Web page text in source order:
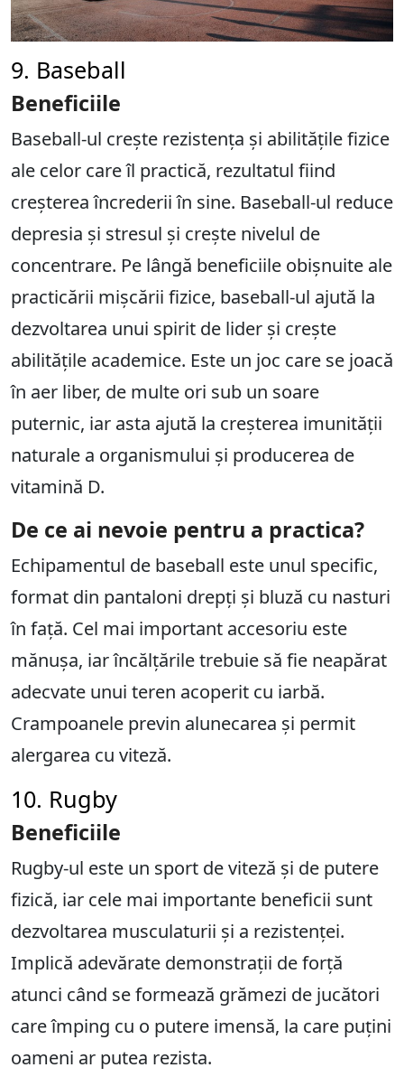
9. Baseball
Beneficiile
Baseball-ul crește rezistența și abilitățile fizice
ale celor care îl practică, rezultatul fiind
creșterea încrederii în sine. Baseball-ul reduce
depresia și stresul și crește nivelul de
concentrare. Pe lângă beneficiile obișnuite ale
practicării mișcării fizice, baseball-ul ajută la
dezvoltarea unui spirit de lider și crește
abilitățile academice. Este un joc care se joacă
în aer liber, de multe ori sub un soare
puternic, iar asta ajută la creșterea imunității
naturale a organismului și producerea de
vitamină D.
De ce ai nevoie pentru a practica?
Echipamentul de baseball este unul specific,
format din pantaloni drepți și bluză cu nasturi
în față. Cel mai important accesoriu este
mănușa, iar încălțările trebuie să fie neapărat
adecvate unui teren acoperit cu iarbă.
Crampoanele previn alunecarea și permit
alergarea cu viteză.
10. Rugby
Beneficiile
Rugby-ul este un sport de viteză și de putere
fizică, iar cele mai importante beneficii sunt
dezvoltarea musculaturii și a rezistenței.
Implică adevărate demonstrații de forță
atunci când se formează grămezi de jucători
care împing cu o putere imensă, la care puțini
oameni ar putea rezista.